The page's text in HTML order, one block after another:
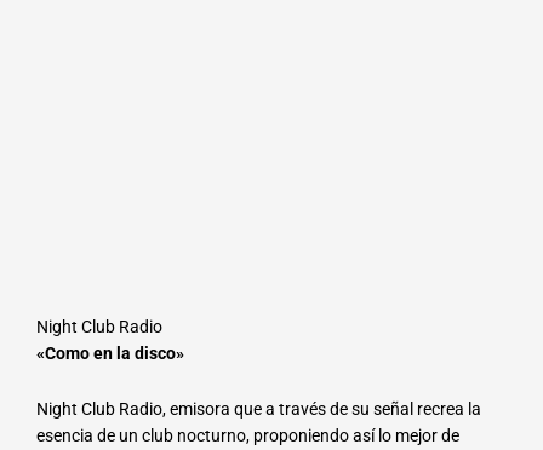
Night Club Radio
«Como en la disco»
Night Club Radio, emisora que a través de su señal recrea la
esencia de un club nocturno, proponiendo así lo mejor de